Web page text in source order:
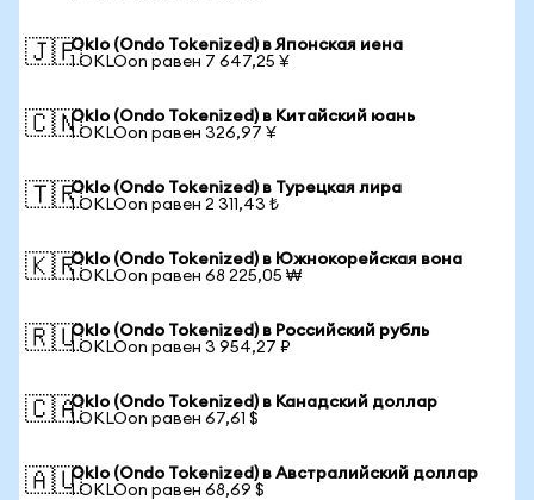
🇯🇵Oklo (Ondo Tokenized) в Японская иена
1 OKLOon равен 7 647,25 ¥
🇨🇳Oklo (Ondo Tokenized) в Китайский юань
1 OKLOon равен 326,97 ¥
🇹🇷Oklo (Ondo Tokenized) в Турецкая лира
1 OKLOon равен 2 311,43 ₺
🇰🇷Oklo (Ondo Tokenized) в Южнокорейская вона
1 OKLOon равен 68 225,05 ₩
🇷🇺Oklo (Ondo Tokenized) в Российский рубль
1 OKLOon равен 3 954,27 ₽
🇨🇦Oklo (Ondo Tokenized) в Канадский доллар
1 OKLOon равен 67,61 $
🇦🇺Oklo (Ondo Tokenized) в Австралийский доллар
1 OKLOon равен 68,69 $